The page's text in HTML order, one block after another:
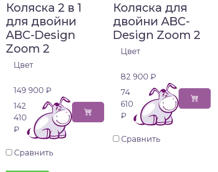
Коляска 2 в 1
для двойни
ABC-Design
Zoom 2
Цвет
149 900 ₽
142
410
₽
Сравнить
Коляска для
двойни ABC-
Design Zoom 2
Цвет
82 900 ₽
74
610
₽
Сравнить